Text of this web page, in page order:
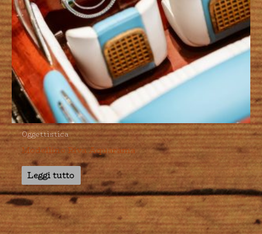
Oggettistica
Modellino Riva Aquarama
Leggi tutto